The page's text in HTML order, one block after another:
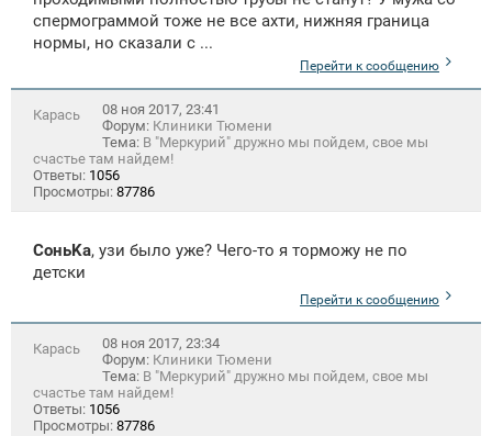
спермограммой тоже не все ахти, нижняя граница
нормы, но сказали с ...
Перейти к сообщению
Карась
08 ноя 2017, 23:41
Форум: Клиники Тюмени
Тема: В "Меркурий" дружно мы пойдем, свое мы
счастье там найдем!
Ответы: 1056
Просмотры: 87786
СоньKa, узи было уже? Чего-то я торможу не по
детски
Перейти к сообщению
Карась
08 ноя 2017, 23:34
Форум: Клиники Тюмени
Тема: В "Меркурий" дружно мы пойдем, свое мы
счастье там найдем!
Ответы: 1056
Просмотры: 87786